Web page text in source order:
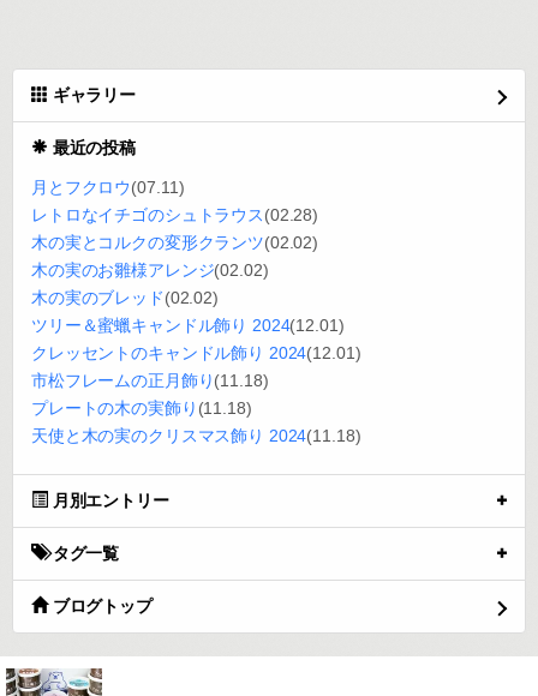
ギャラリー
最近の投稿
月とフクロウ(07.11)
レトロなイチゴのシュトラウス(02.28)
木の実とコルクの変形クランツ(02.02)
木の実のお雛様アレンジ(02.02)
木の実のブレッド(02.02)
ツリー＆蜜蠟キャンドル飾り 2024(12.01)
クレッセントのキャンドル飾り 2024(12.01)
市松フレームの正月飾り(11.18)
プレートの木の実飾り (11.18)
天使と木の実のクリスマス飾り 2024(11.18)
月別エントリー
タグ一覧
ブログトップ